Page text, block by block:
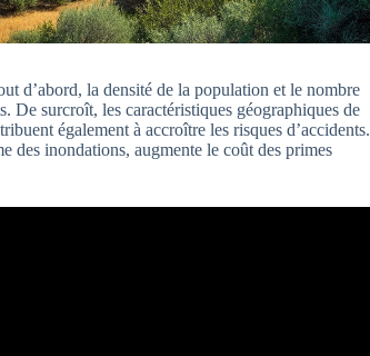
d’abord, la densité de la population et le nombre
De surcroît, les caractéristiques géographiques de
également à accroître les risques d’accidents.
des inondations, augmente le coût des primes